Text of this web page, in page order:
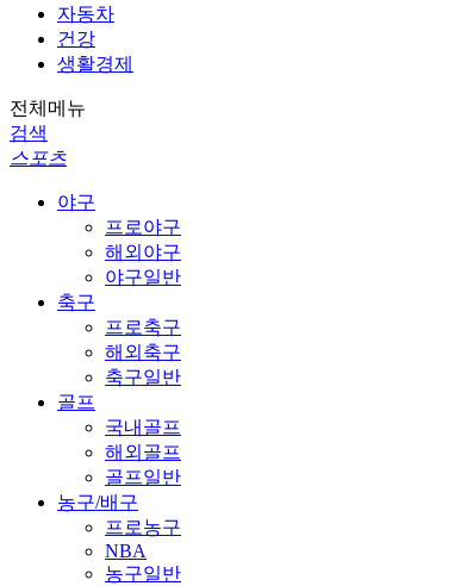
자동차
건강
생활경제
전체메뉴
검색
스포츠
야구
프로야구
해외야구
야구일반
축구
프로축구
해외축구
축구일반
골프
국내골프
해외골프
골프일반
농구/배구
프로농구
NBA
농구일반